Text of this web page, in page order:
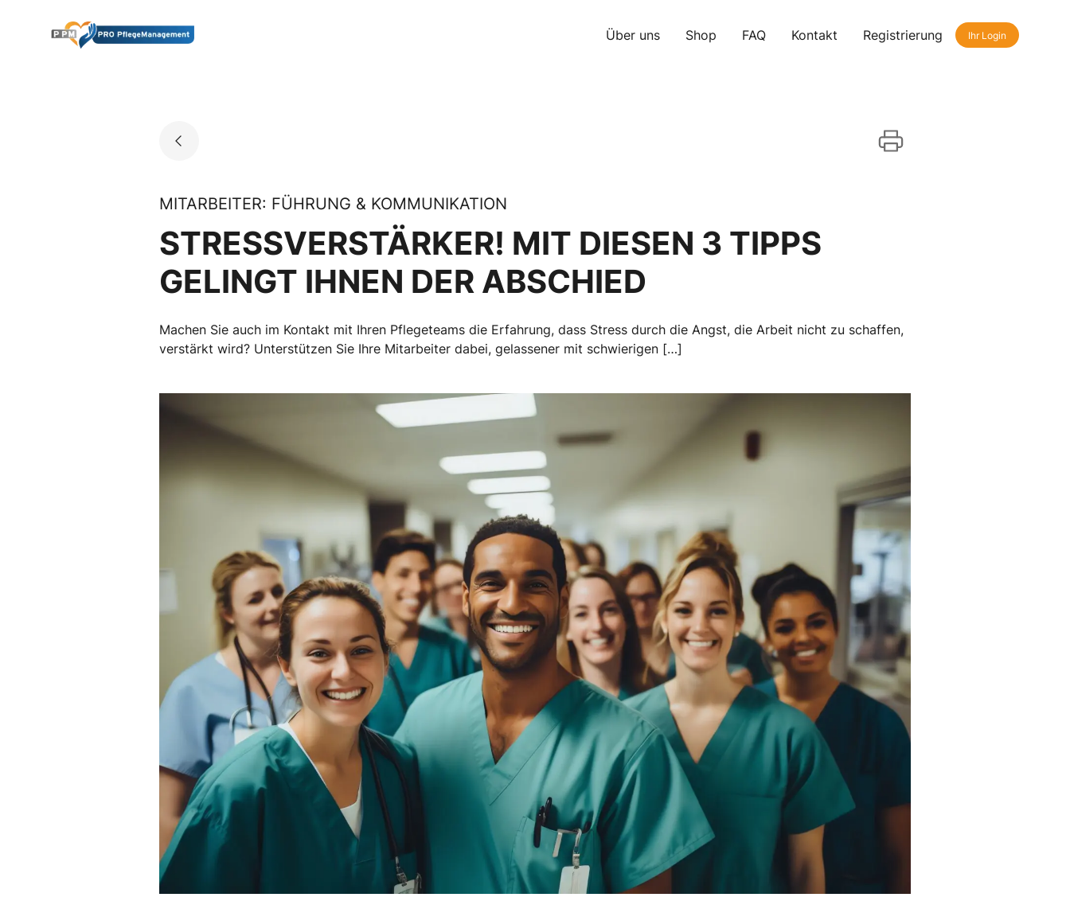
Go to landing page. Über uns Shop FAQ Kontakt Registrierung Ihr Login
MITARBEITER: FÜHRUNG & KOMMUNIKATION
STRESSVERSTÄRKER! MIT DIESEN 3 TIPPS
GELINGT IHNEN DER ABSCHIED
Machen Sie auch im Kontakt mit Ihren Pflegeteams die Erfahrung, dass Stress durch die Angst, die Arbeit nicht zu schaffen,
verstärkt wird? Unterstützen Sie Ihre Mitarbeiter dabei, gelassener mit schwierigen […]